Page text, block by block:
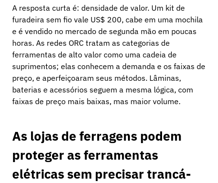
A resposta curta é: densidade de valor. Um kit de
furadeira sem fio vale US$ 200, cabe em uma mochila
e é vendido no mercado de segunda mão em poucas
horas. As redes ORC tratam as categorias de
ferramentas de alto valor como uma cadeia de
suprimentos; elas conhecem a demanda e os faixas de
preço, e aperfeiçoaram seus métodos. Lâminas,
baterias e acessórios seguem a mesma lógica, com
faixas de preço mais baixas, mas maior volume.
As lojas de ferragens podem
proteger as ferramentas
elétricas sem precisar trancá-